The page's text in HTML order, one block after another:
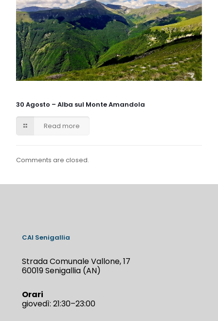
30 Agosto – Alba sul Monte Amandola
Read more
Comments are closed.
CAI Senigallia
Strada Comunale Vallone, 17
60019 Senigallia (AN)
Orari
giovedì: 21:30–23:00